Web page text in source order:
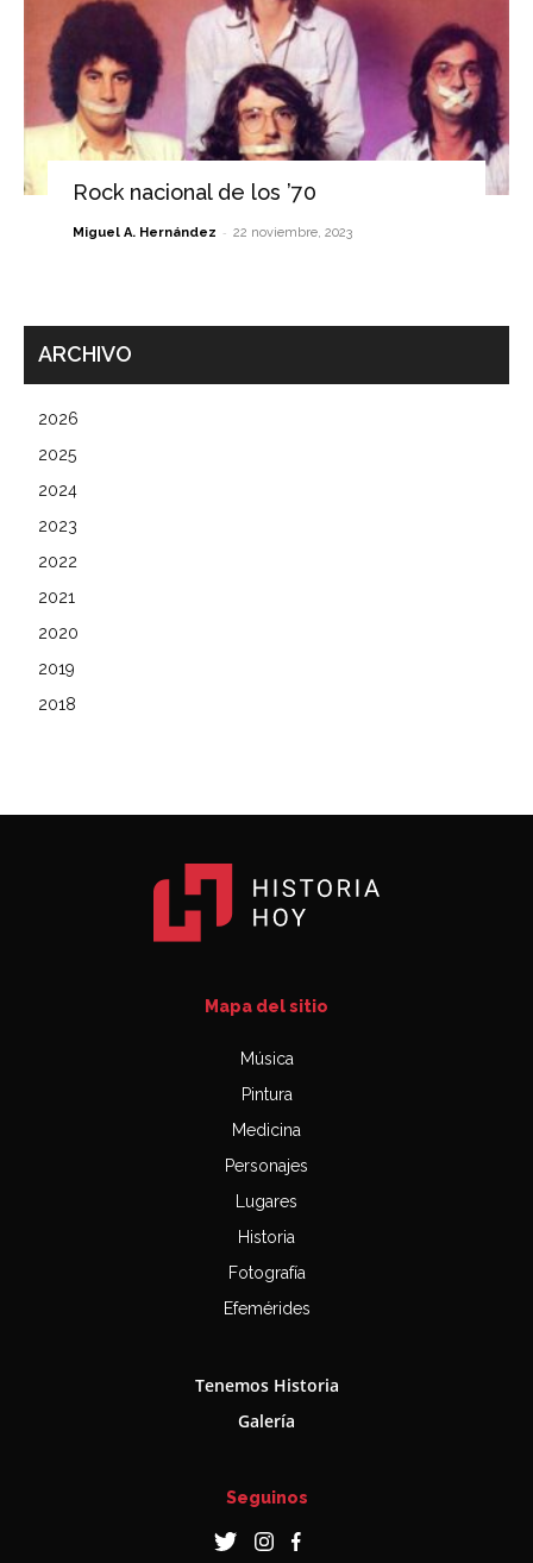
Rock nacional de los ’70
Miguel A. Hernández - 22 noviembre, 2023
ARCHIVO
2026
2025
2024
2023
2022
2021
2020
2019
2018
Mapa del sitio
Música
Pintura
Medicina
Personajes
Lugares
Historia
Fotografía
Efemérides
Tenemos Historia
Galería
Seguinos